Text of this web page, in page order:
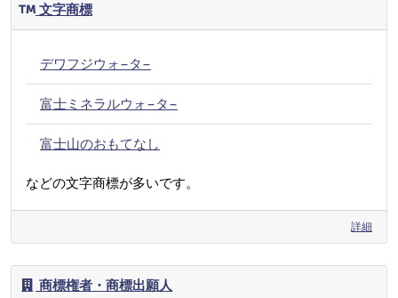
文字商標
デワフジウォ−タ−
富士ミネラルウォ−タ−
富士山のおもてなし
などの文字商標が多いです。
詳細
商標権者・商標出願人